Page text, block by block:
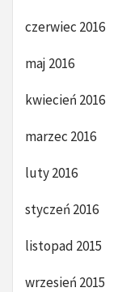
czerwiec 2016
maj 2016
kwiecień 2016
marzec 2016
luty 2016
styczeń 2016
listopad 2015
wrzesień 2015